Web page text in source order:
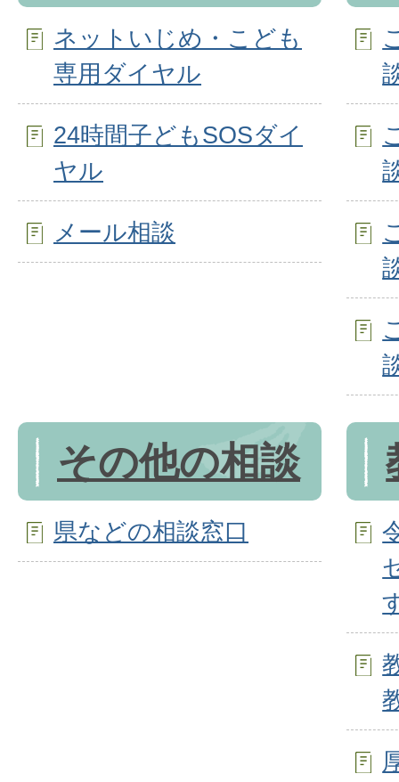
ネットいじめ・こども
専用ダイヤル
24時間子どもSOSダイ
ヤル
メール相談
その他の相談
県などの相談窓口